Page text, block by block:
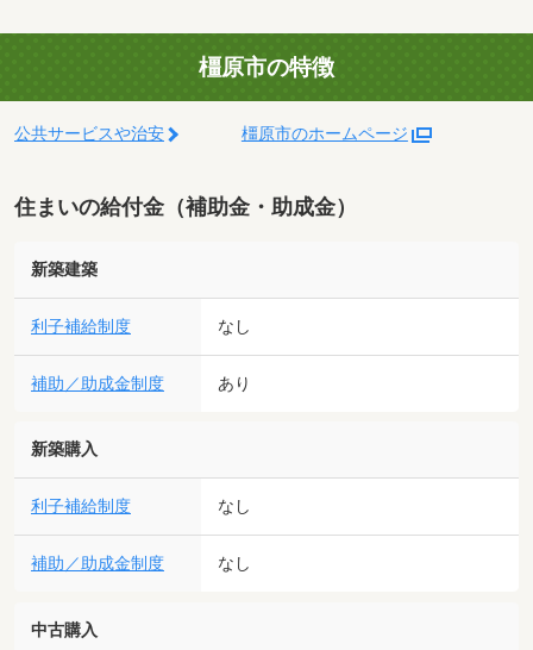
橿原市の特徴
公共サービスや治安 橿原市のホームページ
住まいの給付金（補助金・助成金）
新築建築
利子補給制度 なし
補助／助成金制度 あり
新築購入
利子補給制度 なし
補助／助成金制度 なし
中古購入